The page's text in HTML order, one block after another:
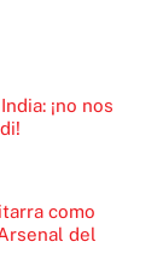
¡no nos
como
del